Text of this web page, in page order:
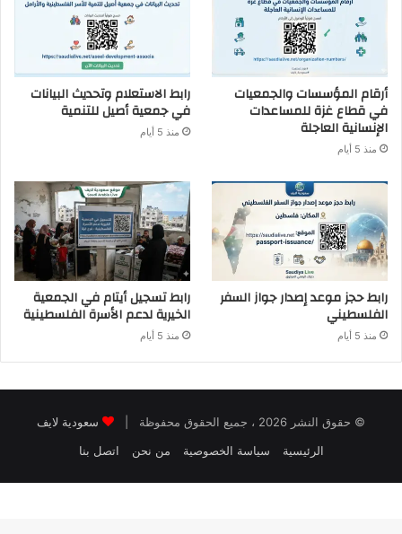
أرقام المؤسسات والجمعيات
في قطاع غزة للمساعدات
الإنسانية العاجلة
منذ 5 أيام
رابط الاستعلام وتحديث البيانات
في جمعية أصيل للتنمية
منذ 5 أيام
رابط حجز موعد إصدار جواز السفر
الفلسطيني
منذ 5 أيام
رابط تسجيل أيتام في الجمعية
الخيرية لدعم الأسرة الفلسطينية
منذ 5 أيام
© حقوق النشر 2026 ، جميع الحقوق محفوظة |
سعودية لايف
الرئيسية
سياسة الخصوصية من نحن اتصل بنا